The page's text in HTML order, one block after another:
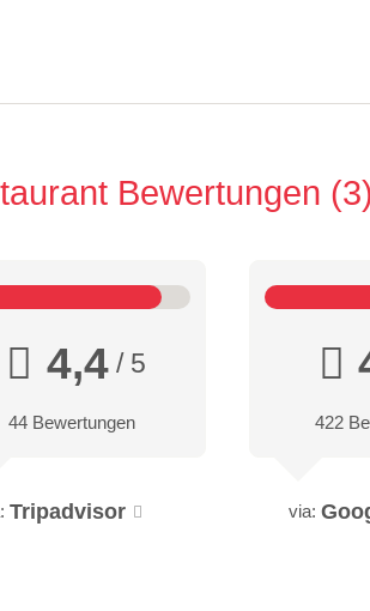
Bewertungen 3
4,4/ 5
44 Bewertungen
Tripadvisor
422
via: